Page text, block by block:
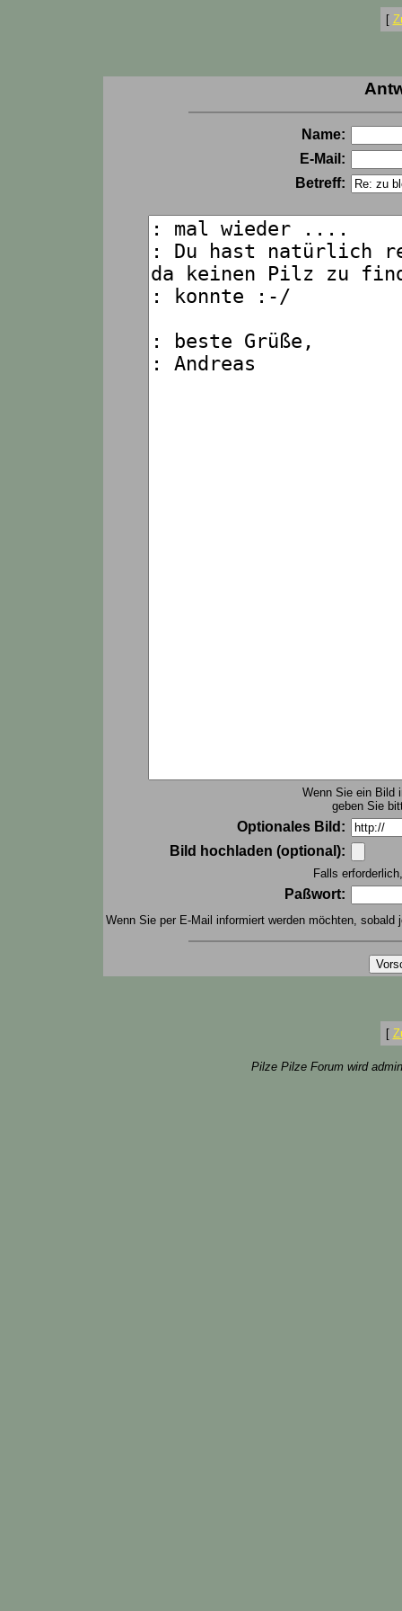
[
Name:
E-Mail:
Betreff:
Wenn Sie ein Bild
geben Sie
Optionales Bild:
Bild hochladen (optional):
Falls
Paßwort:
Wenn Sie per E-Mail informiert werden möchten,
[
Pilze Pilze Forum wird